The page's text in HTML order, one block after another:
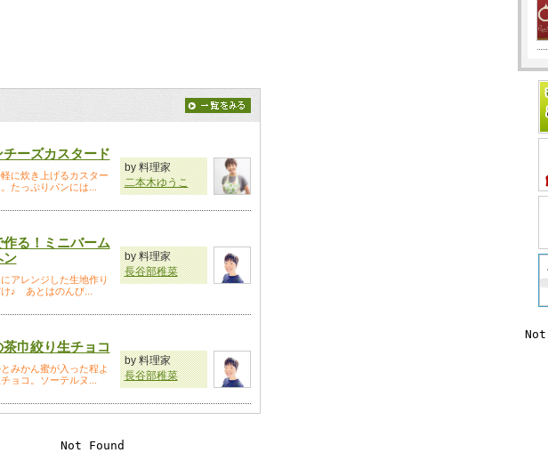
チーズカスタード
に炊き上げるカスター
たっぷりパンには...
by 料理家
二本木ゆうこ
作る！ミニバーム
ン
アレンジした生地作り
♪ あとはのんび...
by 料理家
長谷部稚菜
茶巾絞り生チョコ
みかん蜜が入った程よ
ョコ。ソーテルヌ...
by 料理家
長谷部稚菜